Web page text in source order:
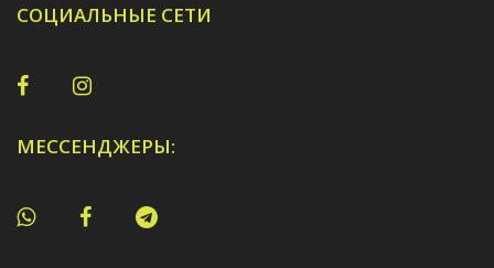
СОЦИАЛЬНЫЕ СЕТИ
МЕССЕНДЖЕРЫ: